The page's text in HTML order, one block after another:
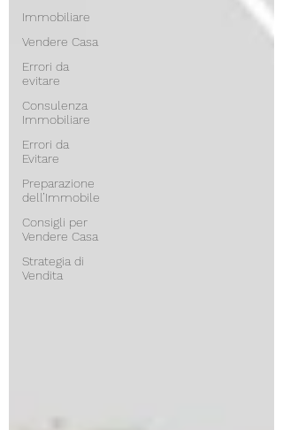
Immobiliare
Vendere Casa
Errori da
evitare
Consulenza
Immobiliare
Errori da
Evitare
Preparazione
dell’Immobile
Consigli per
Vendere Casa
Strategia di
Vendita